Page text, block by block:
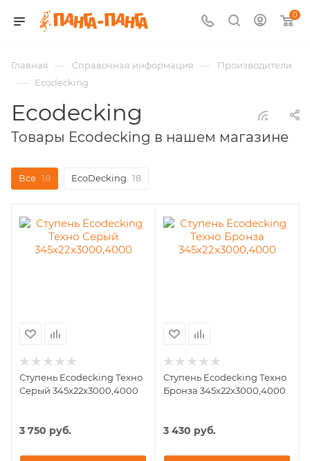
0
Главная — Справочная информация — Производители
— Ecodecking
Ecodecking
Товары Ecodecking в нашем магазине
Все 18 EcoDecking 18
Ступень Ecodecking Техно
Серый 345x22x3000,4000
3 750 руб.
Ступень Ecodecking Техно
Бронза 345x22x3000,4000
3 430 руб.